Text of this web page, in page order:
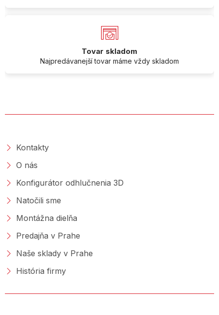
Tovar skladom
Najpredávanejší tovar máme vždy skladom
Kontakty
O nás
Konfigurátor odhlučnenia 3D
Natočili sme
Montážna dielňa
Predajňa v Prahe
Naše sklady v Prahe
História firmy